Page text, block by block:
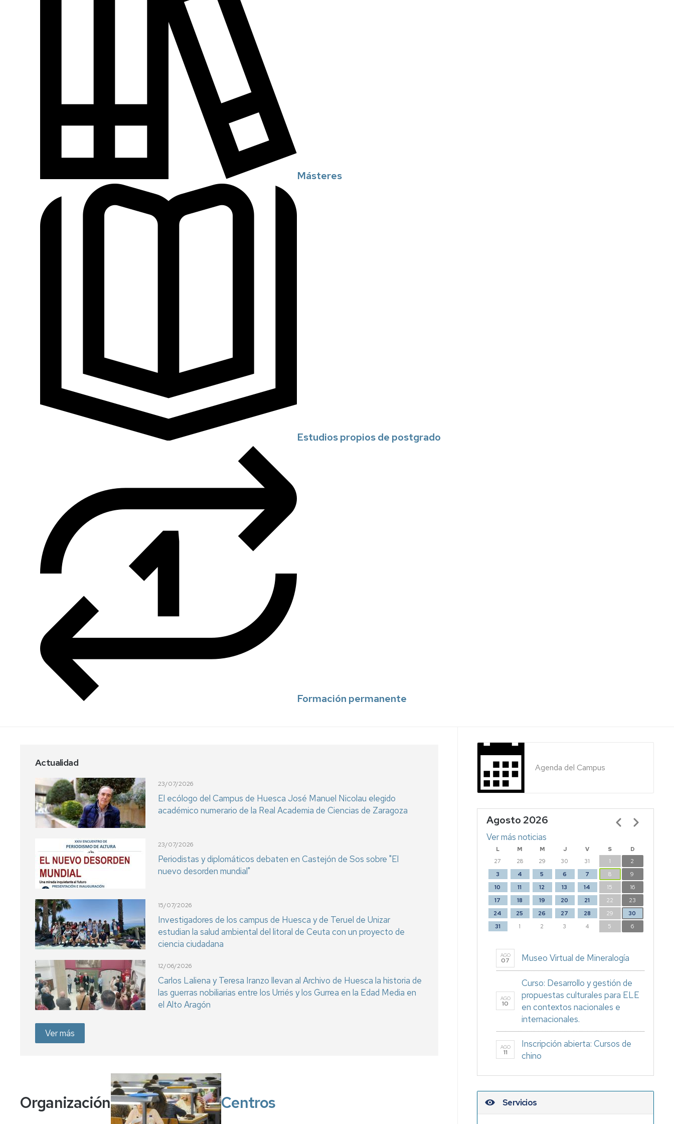
Másteres
Estudios propios de postgrado
Formación permanente
Actualidad
23/07/2026
El ecólogo del Campus de Huesca José Manuel Nicolau elegido
académico numerario de la Real Academia de Ciencias de Zaragoza
23/07/2026
Periodistas y diplomáticos debaten en Castejón de Sos sobre "El
nuevo desorden mundial"
15/07/2026
Investigadores de los campus de Huesca y de Teruel de Unizar
estudian la salud ambiental del litoral de Ceuta con un proyecto de
ciencia ciudadana
12/06/2026
Carlos Laliena y Teresa Iranzo llevan al Archivo de Huesca la historia de
las guerras nobiliarias entre los Urriés y los Gurrea en la Edad Media en
el Alto Aragón
Ver más
Organización Centros
Agenda del Campus
Agosto 2026
L M M J V S
D
27
28 29 30 31 1
2
3
4 5 6 7 8
9
10
11 12 13 14 15
16
17
18 19 20 21 22
23
24
25 26 27 28 29
30
31
1 2 3 4 5 6
Paginación
Ver más noticias
AGO
07 Museo Virtual de Mineralogía
AGO
10
Curso: Desarrollo y gestión de
propuestas culturales para ELE
en contextos nacionales e
internacionales.
AGO
11
Inscripción abierta: Cursos de
chino
Servicios